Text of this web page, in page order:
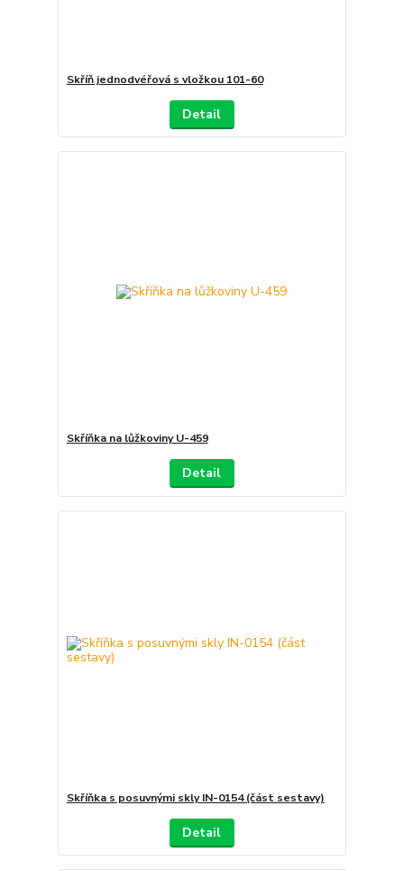
Skříň jednodvéřová s vložkou 101-60
Detail
Skříňka na lůžkoviny U-459
Detail
Skříňka s posuvnými skly IN-0154 (část sestavy)
Detail